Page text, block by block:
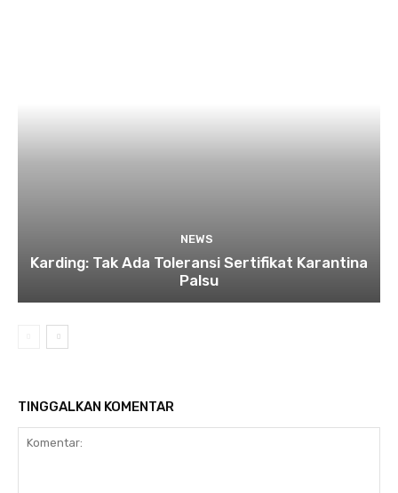
NEWS
Karding: Tak Ada Toleransi Sertifikat Karantina
Palsu
TINGGALKAN KOMENTAR